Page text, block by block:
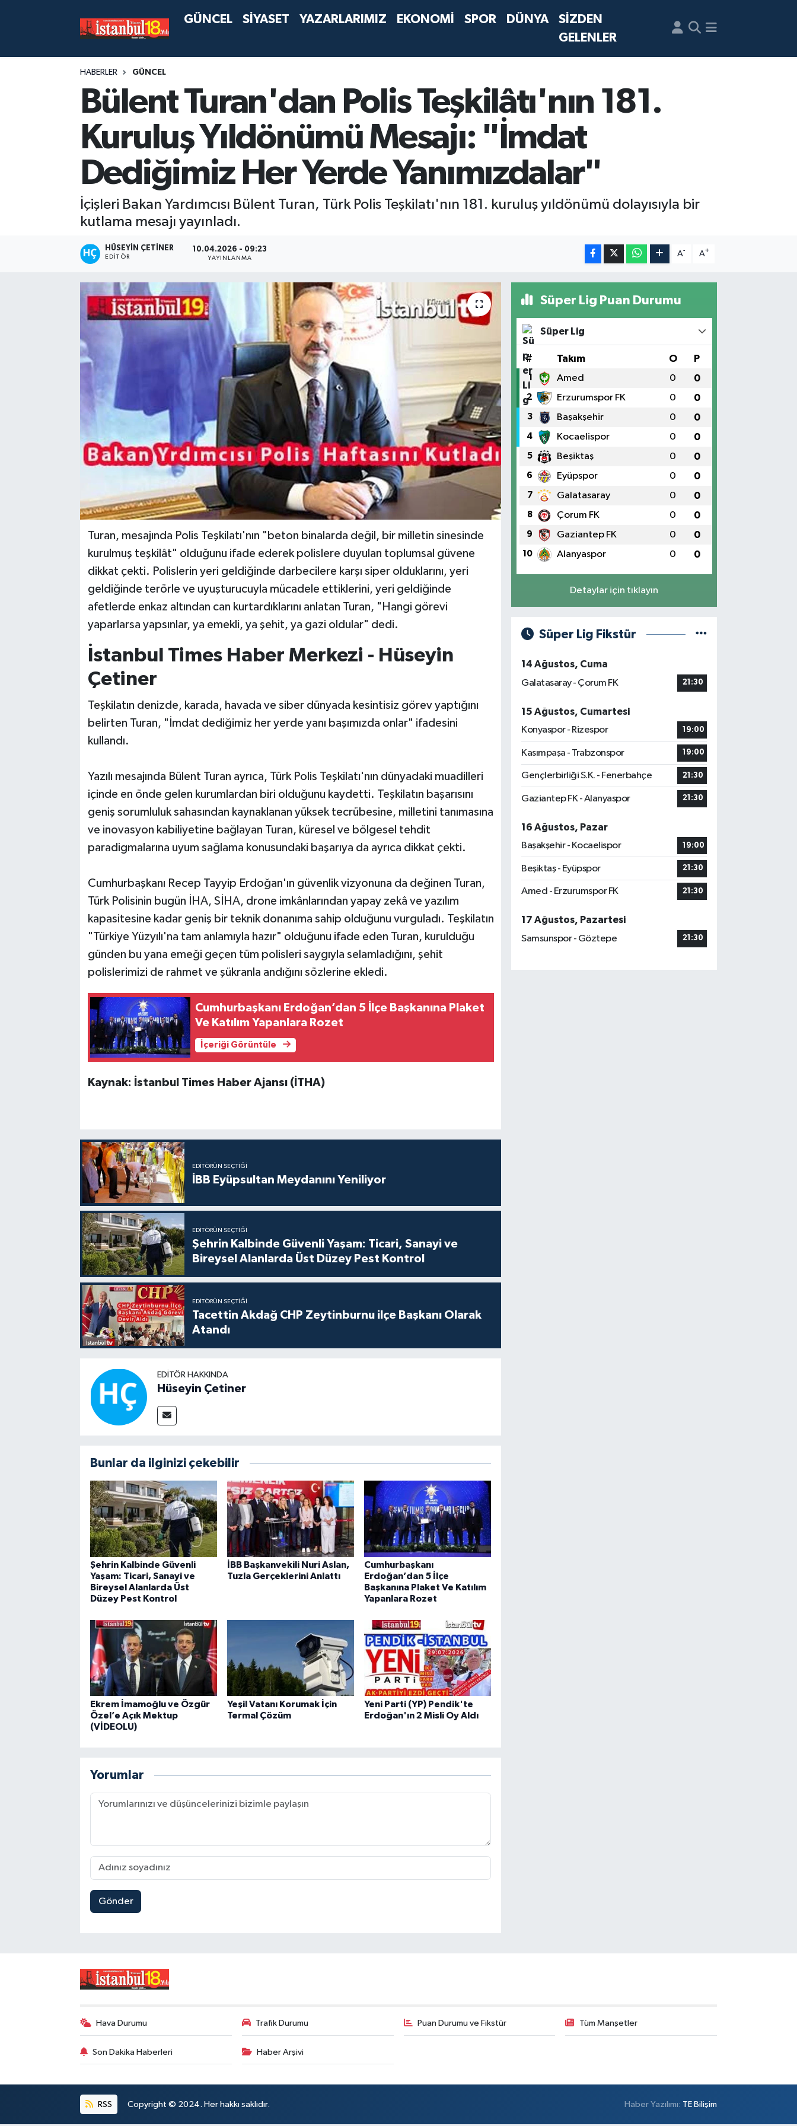
GÜNCEL SİYASET YAZARLARIMIZ EKONOMİ SPOR DÜNYA
SİZDEN
GELENLER
HABERLER GÜNCEL
Bülent Turan'dan Polis Teşkilâtı'nın 181.
Kuruluş Yıldönümü Mesajı: "İmdat
Dediğimiz Her Yerde Yanımızdalar"
İçişleri Bakan Yardımcısı Bülent Turan, Türk Polis Teşkilatı'nın 181. kuruluş yıldönümü dolayısıyla bir
kutlama mesajı yayınladı.
HÜSEYIN ÇETINER
EDITÖR
10.04.2026 - 09:23
YAYINLANMA
A- A+
Turan, mesajında Polis Teşkilatı'nın "beton binalarda değil, bir milletin sinesinde
kurulmuş teşkilât" olduğunu ifade ederek polislere duyulan toplumsal güvene
dikkat çekti. Polislerin yeri geldiğinde darbecilere karşı siper olduklarını, yeri
geldiğinde terörle ve uyuşturucuyla mücadele ettiklerini, yeri geldiğinde
afetlerde enkaz altından can kurtardıklarını anlatan Turan, "Hangi görevi
yaparlarsa yapsınlar, ya emekli, ya şehit, ya gazi oldular" dedi.
İstanbul Times Haber Merkezi - Hüseyin
Çetiner
Teşkilatın denizde, karada, havada ve siber dünyada kesintisiz görev yaptığını
belirten Turan, "İmdat dediğimiz her yerde yanı başımızda onlar" ifadesini
kullandı.
Yazılı mesajında Bülent Turan ayrıca, Türk Polis Teşkilatı'nın dünyadaki muadilleri
içinde en önde gelen kurumlardan biri olduğunu kaydetti. Teşkilatın başarısını
geniş sorumluluk sahasından kaynaklanan yüksek tecrübesine, milletini tanımasına
ve inovasyon kabiliyetine bağlayan Turan, küresel ve bölgesel tehdit
paradigmalarına uyum sağlama konusundaki başarıya da ayrıca dikkat çekti.
Cumhurbaşkanı Recep Tayyip Erdoğan'ın güvenlik vizyonuna da değinen Turan,
Türk Polisinin bugün İHA, SİHA, drone imkânlarından yapay zekâ ve yazılım
kapasitesine kadar geniş bir teknik donanıma sahip olduğunu vurguladı. Teşkilatın
"Türkiye Yüzyılı'na tam anlamıyla hazır" olduğunu ifade eden Turan, kurulduğu
günden bu yana emeği geçen tüm polisleri saygıyla selamladığını, şehit
polislerimizi de rahmet ve şükranla andığını sözlerine ekledi.
Cumhurbaşkanı Erdoğan’dan 5 İlçe Başkanına Plaket
Ve Katılım Yapanlara Rozet
İçeriği Görüntüle
Kaynak: İstanbul Times Haber Ajansı (İTHA)
EDITÖRÜN SEÇTIĞI
İBB Eyüpsultan Meydanını Yeniliyor
EDITÖRÜN SEÇTIĞI
Şehrin Kalbinde Güvenli Yaşam: Ticari, Sanayi ve
Bireysel Alanlarda Üst Düzey Pest Kontrol
EDITÖRÜN SEÇTIĞI
Tacettin Akdağ CHP Zeytinburnu ilçe Başkanı Olarak
Atandı
EDITÖR HAKKINDA
Hüseyin Çetiner
Bunlar da ilginizi çekebilir
Şehrin Kalbinde Güvenli
Yaşam: Ticari, Sanayi ve
Bireysel Alanlarda Üst
Düzey Pest Kontrol
İBB Başkanvekili Nuri Aslan,
Tuzla Gerçeklerini Anlattı
Cumhurbaşkanı
Erdoğan’dan 5 İlçe
Başkanına Plaket Ve Katılım
Yapanlara Rozet
Ekrem İmamoğlu ve Özgür
Özel’e Açık Mektup
(VİDEOLU)
Yeşil Vatanı Korumak İçin
Termal Çözüm
Yeni Parti (YP) Pendik'te
Erdoğan'ın 2 Misli Oy Aldı
Yorumlar
Gönder
Süper Lig Puan Durumu
Süper Lig
# Takım O P
1 Amed 0 0
2 Erzurumspor FK 0 0
3 Başakşehir 0 0
4 Kocaelispor 0 0
5 Beşiktaş 0 0
6 Eyüpspor 0 0
7 Galatasaray 0 0
8 Çorum FK 0 0
9 Gaziantep FK 0 0
10 Alanyaspor 0 0
Detaylar için tıklayın
Süper Lig Fikstür
14 Ağustos, Cuma
Galatasaray - Çorum FK
21:30
15 Ağustos, Cumartesi
Konyaspor - Rizespor
19:00
Kasımpaşa - Trabzonspor 19:00
Gençlerbirliği S.K. - Fenerbahçe 21:30
Gaziantep FK - Alanyaspor 21:30
16 Ağustos, Pazar
Başakşehir - Kocaelispor
19:00
Beşiktaş - Eyüpspor 21:30
Amed - Erzurumspor FK 21:30
17 Ağustos, Pazartesi
Samsunspor - Göztepe
21:30
Hava Durumu Trafik Durumu Puan Durumu ve Fikstür Tüm Manşetler
Son Dakika Haberleri Haber Arşivi
RSS Copyright © 2024. Her hakkı saklıdır. Haber Yazılımı: TE Bilişim